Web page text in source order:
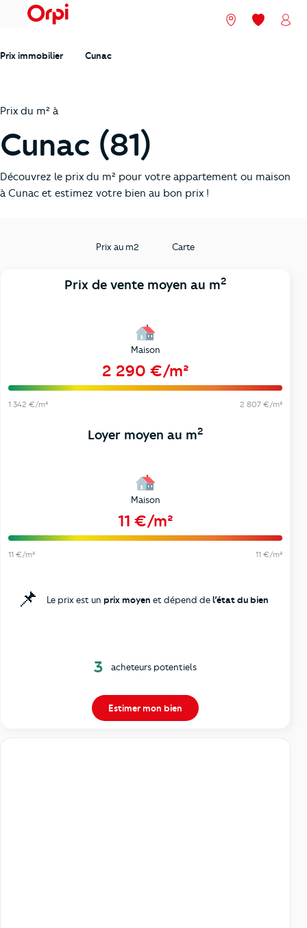
menu Nos agences
Mes
Prix immobilier Cunac
Prix du m² à
Cunac (81)
Découvrez le prix du m² pour votre appartement ou maison
à Cunac et estimez votre bien au bon prix !
Prix au m2 Carte
Prix de vente moyen au m2
Maison
2 290 €/m²
1 342 €/m² 2 807 €/m²
Loyer moyen au m2
Maison
11 €/m²
11 €/m² 11 €/m²
📌 Le prix est un prix moyen et dépend del’état du bien
3 acheteurs potentiels
Estimer mon bien